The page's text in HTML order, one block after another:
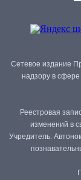
Сетевое издание
надзору в
Реестровая
изменений в
Учредитель: